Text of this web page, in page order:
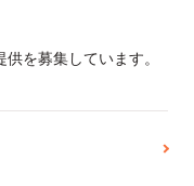
を募集しています。